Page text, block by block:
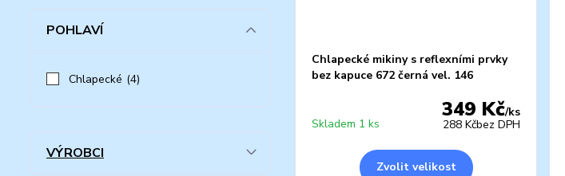
Chlapecké mikiny s reflexními prvky
bez kapuce 672 černá vel. 146
349 Kč/ks
288 Kčbez DPH
Skladem 1 ks
Zvolit velikost
POHLAVÍ
Chlapecké (4)
VÝROBCI